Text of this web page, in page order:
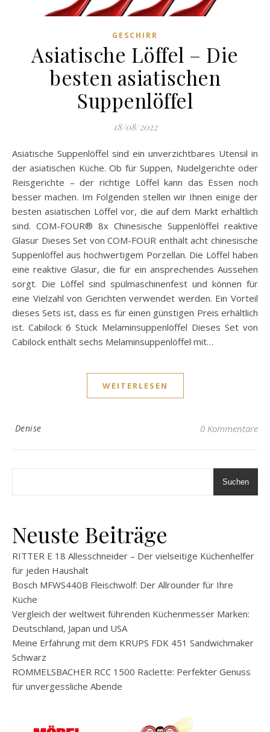
GESCHIRR
Asiatische Löffel – Die
besten asiatischen
Suppenlöffel
18/08/2022
Asiatische Suppenlöffel sind ein unverzichtbares Utensil in
der asiatischen Küche. Ob für Suppen, Nudelgerichte oder
Reisgerichte – der richtige Löffel kann das Essen noch
besser machen. Im Folgenden stellen wir Ihnen einige der
besten asiatischen Löffel vor, die auf dem Markt erhältlich
sind. COM-FOUR® 8x Chinesische Suppenlöffel reaktive
Glasur Dieses Set von COM-FOUR enthält acht chinesische
Suppenlöffel aus hochwertigem Porzellan. Die Löffel haben
eine reaktive Glasur, die für ein ansprechendes Aussehen
sorgt. Die Löffel sind spülmaschinenfest und können für
eine Vielzahl von Gerichten verwendet werden. Ein Vorteil
dieses Sets ist, dass es für einen günstigen Preis erhältlich
ist. Cabilock 6 Stück Melaminsuppenlöffel Dieses Set von
Cabilock enthält sechs Melaminsuppenlöffel mit…
WEITERLESEN
Denise 0 Kommentare
Suchen
Neuste Beiträge
RITTER E 18 Allesschneider – Der vielseitige Küchenhelfer
für jeden Haushalt
Bosch MFWS440B Fleischwolf: Der Allrounder für Ihre
Küche
Vergleich der weltweit führenden Küchenmesser Marken:
Deutschland, Japan und USA
Meine Erfahrung mit dem KRUPS FDK 451 Sandwichmaker
Schwarz
ROMMELSBACHER RCC 1500 Raclette: Perfekter Genuss
für unvergessliche Abende